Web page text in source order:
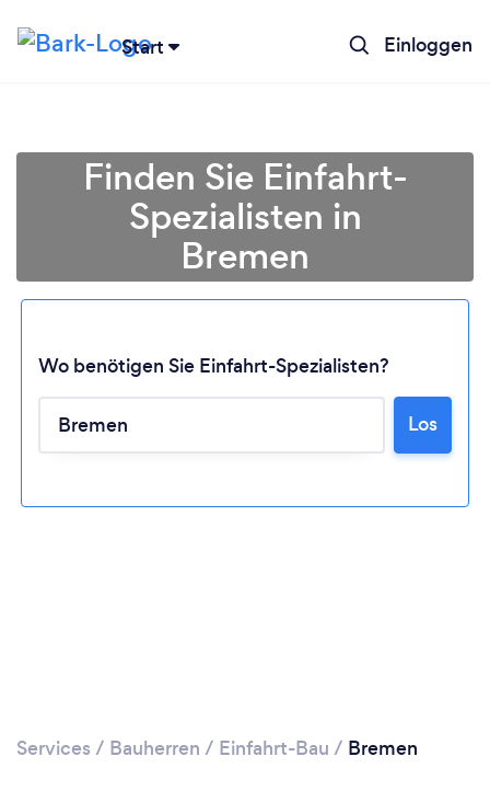
Start Einloggen
Bitte warten ...
Finden Sie Einfahrt-
Spezialisten in
Bremen
Wo benötigen Sie Einfahrt-Spezialisten?
Los
Services / Bauherren / Einfahrt-Bau / Bremen